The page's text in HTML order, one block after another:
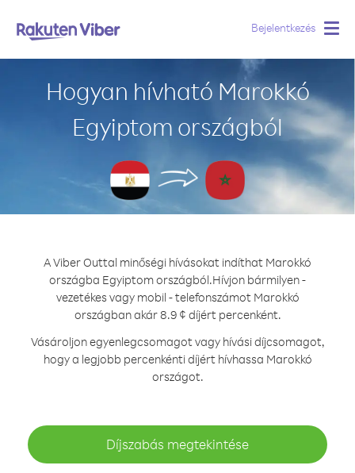
Bejelentkezés
Hogyan hívható Marokkó
Egyiptom országból
A Viber Outtal minőségi hívásokat indíthat Marokkó
országba Egyiptom országból.Hívjon bármilyen -
vezetékes vagy mobil - telefonszámot Marokkó
országban akár 8.9 ¢ díjért percenként.
Vásároljon egyenlegcsomagot vagy hívási díjcsomagot,
hogy a legjobb percenkénti díjért hívhassa Marokkó
országot.
Díjszabás megtekintése